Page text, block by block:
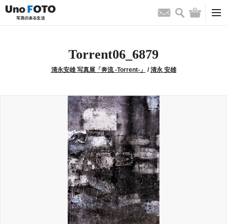
お問い合わせ
検索 バッグ
Torrent06_6879
清永安雄 写真展「奔流 -Torrent-」 /清永 安雄